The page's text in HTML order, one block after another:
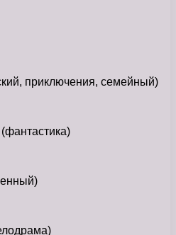
приключения, семейный)